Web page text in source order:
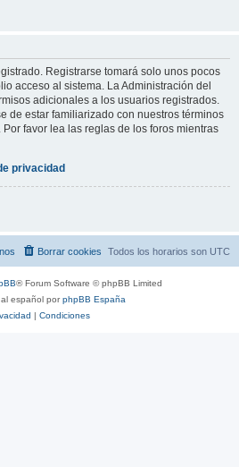
Registrarse tomará solo unos pocos
acceso al sistema. La Administración del
adicionales a los usuarios registrados.
de estar familiarizado con nuestros términos
favor lea las reglas de los foros mientras
privacidad
Todos los horarios son UTC
Borrar cookies
® Forum Software © phpBB Limited
español porphpBB España
| Condiciones